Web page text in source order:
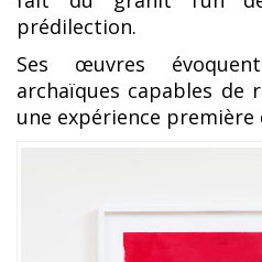
prédilection.
Ses œuvres
archaïques capables de
une expérience première